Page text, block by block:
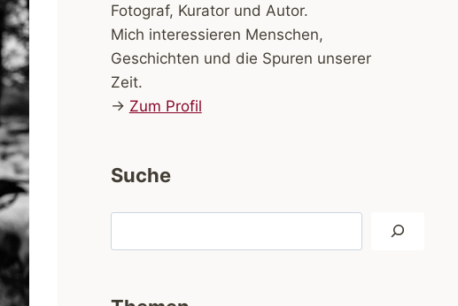
Fotograf, Kurator und Autor.
Mich interessieren Menschen,
Geschichten und die Spuren unserer
Zeit.
→ Zum Profil
Suche